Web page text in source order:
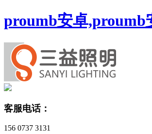
proumb安卓,proumb
客服电话：
156 0737 3131